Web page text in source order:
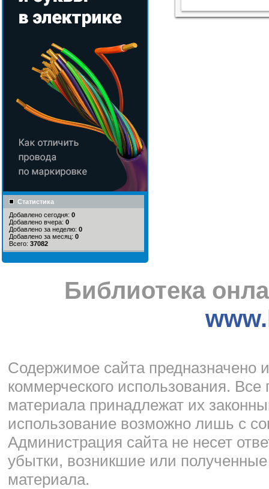
Статистика
Добавлено сегодня: 0
Добавлено вчера: 0
Добавлено за неделю: 0
Добавлено за месяц: 0
Всего: 37082
Библиотека
Cодержимое сайта предназначено
коммерческого использования.
материала принадлежат их
использование возможно лишь с
Администрация сайта не несет
убытки, возникшие или
материала.